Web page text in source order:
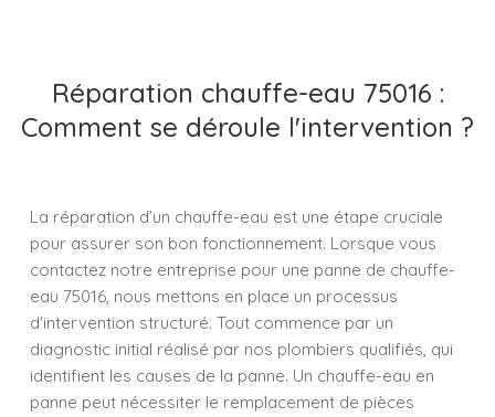
Réparation chauffe-eau 75016 :
Comment se déroule l'intervention ?
La réparation d’un chauffe-eau est une étape cruciale
pour assurer son bon fonctionnement. Lorsque vous
contactez notre entreprise pour une panne de chauffe-
eau 75016, nous mettons en place un processus
d'intervention structuré. Tout commence par un
diagnostic initial réalisé par nos plombiers qualifiés, qui
identifient les causes de la panne. Un chauffe-eau en
panne peut nécessiter le remplacement de pièces